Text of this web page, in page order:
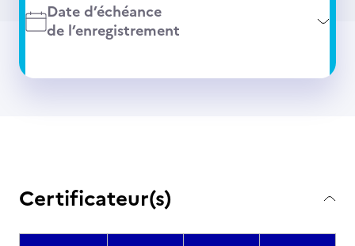
Date d’échéance
de l’enregistrement
Certificateur(s)